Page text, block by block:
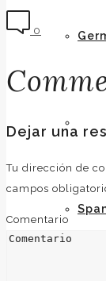
0
Dejar una
Tu dirección de
campos
Comentario